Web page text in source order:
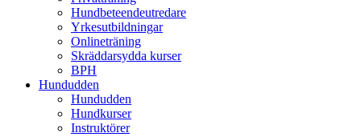
Hundbeteendeutredare
Yrkesutbildningar
Onlineträning
Skräddarsydda kurser
BPH
Hundudden
Hundudden
Hundkurser
Instruktörer